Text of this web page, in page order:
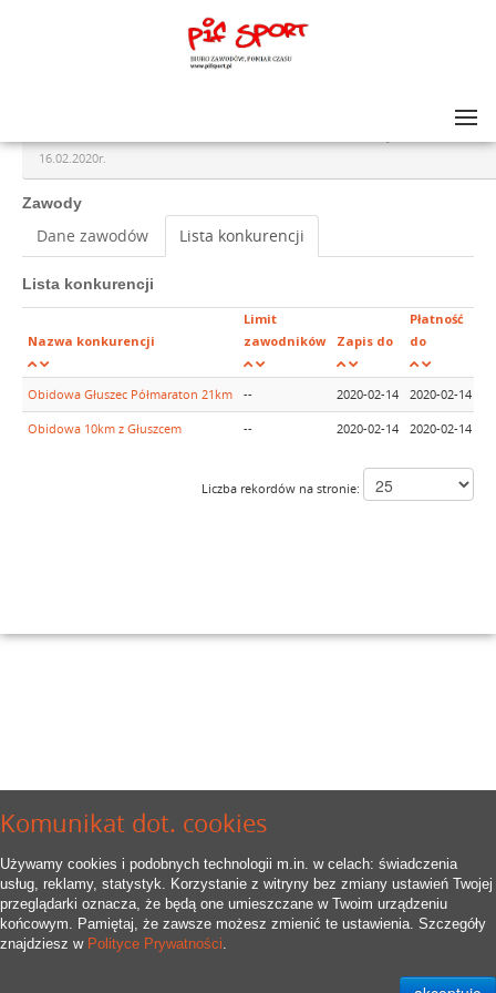
Komunikat dot. cookies
Używamy cookies i podobnych technologii m.in. w celach: świadczenia
usług, reklamy, statystyk. Korzystanie z witryny bez zmiany ustawień Twojej
przeglądarki oznacza, że będą one umieszczane w Twoim urządzeniu
końcowym. Pamiętaj, że zawsze możesz zmienić te ustawienia. Szczegóły
znajdziesz w Polityce Prywatności.
16.02.2020r.
Zawody
Dane zawodów Lista konkurencji
Lista konkurencji
Nazwa konkurencji
Limit
zawodników
Zapis do
Płatność
do
Obidowa Głuszec Półmaraton 21km -- 2020-02-14 2020-02-14
Obidowa 10km z Głuszcem -- 2020-02-14 2020-02-14
Liczba rekordów na stronie: